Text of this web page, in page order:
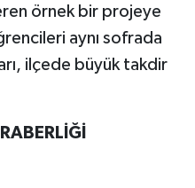
örnek bir projeye
aynı sofrada
ilçede büyük takdir